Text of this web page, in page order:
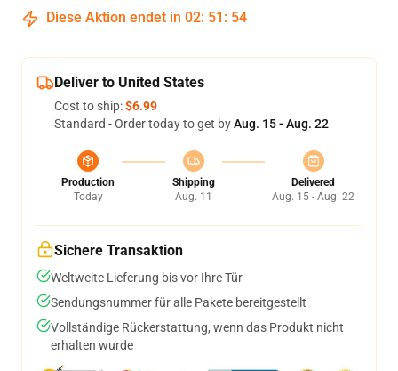
Diese Aktion endet in 02: 51 : 54
Deliver to United States
Cost to ship:$6.99
Standard - Order today to get byAug. 15 - Aug. 22
Production
Today
Shipping
Aug. 11
Delivered
Aug. 15 - Aug. 22
Sichere Transaktion
Weltweite Lieferung bis vor Ihre Tür
Sendungsnummer für alle Pakete bereitgestellt
Vollständige Rückerstattung, wenn das Produkt nicht
erhalten wurde